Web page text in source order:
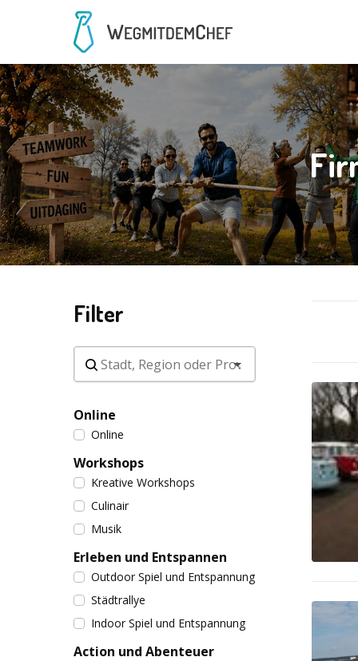
Filter
Online
Online
Workshops
Kreative Workshops
Culinair
Musik
Erleben und Entspannen
Outdoor Spiel und Entspannung
Städtrallye
Indoor Spiel und Entspannung
Action und Abenteuer